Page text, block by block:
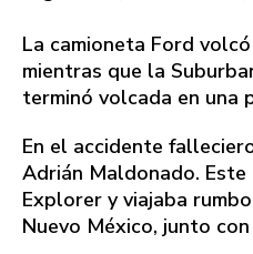
La camioneta Ford
mientras que la
terminó volcada en una
En el accidente
Adrián Maldonado.
Explorer y viajaba
Nuevo México, junto